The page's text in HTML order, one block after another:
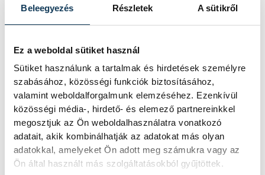
Beleegyezés Részletek A sütikről
Ez a weboldal sütiket használ
Sütiket használunk a tartalmak és hirdetések személyre
szabásához, közösségi funkciók biztosításához,
valamint weboldalforgalmunk elemzéséhez. Ezenkívül
közösségi média-, hirdető- és elemező partnereinkkel
megosztjuk az Ön weboldalhasználatra vonatkozó
adatait, akik kombinálhatják az adatokat más olyan
adatokkal, amelyeket Ön adott meg számukra vagy az
Ön által használt más szolgáltatásokból gyűjtöttek.